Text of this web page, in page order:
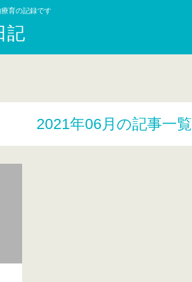
育の記録です
記
2021年06月の記事一覧